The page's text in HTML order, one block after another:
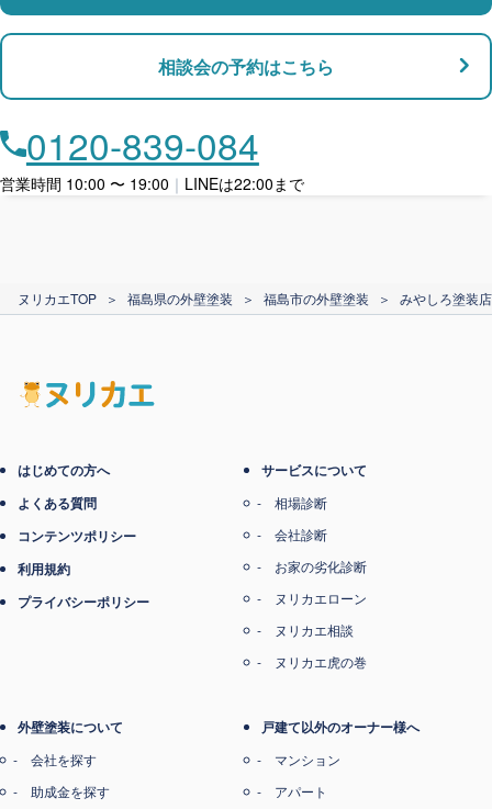
支払い対応
ローン利用
カード支払い
店舗・事務所対応
相談会の予約はこちら
0120-839-084
営業時間 10:00 〜 19:00 ｜ LINEは22:00まで
ヌリカエTOP ＞ 福島県の外壁塗装 ＞ 福島市の外壁塗装 ＞ みやしろ塗装
はじめての方へ
よくある質問
コンテンツポリシー
利用規約
プライバシーポリシー
サービスについて
相場診断
会社診断
お家の劣化診断
ヌリカエローン
ヌリカエ相談
ヌリカエ虎の巻
外壁塗装について
会社を探す
助成金を探す
戸建て以外のオーナー様へ
マンション
アパート